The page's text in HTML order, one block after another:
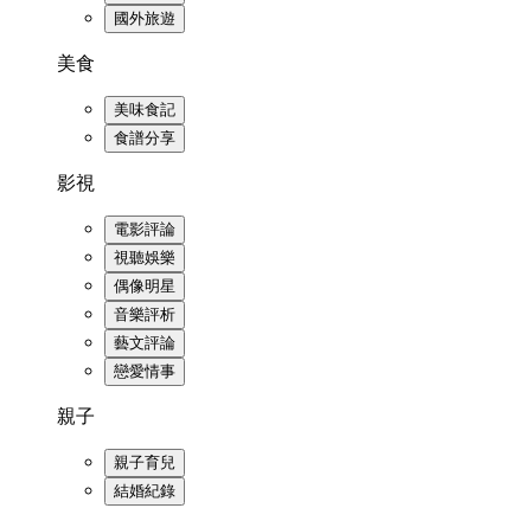
國外旅遊
美食
美味食記
食譜分享
影視
電影評論
視聽娛樂
偶像明星
音樂評析
藝文評論
戀愛情事
親子
親子育兒
結婚紀錄